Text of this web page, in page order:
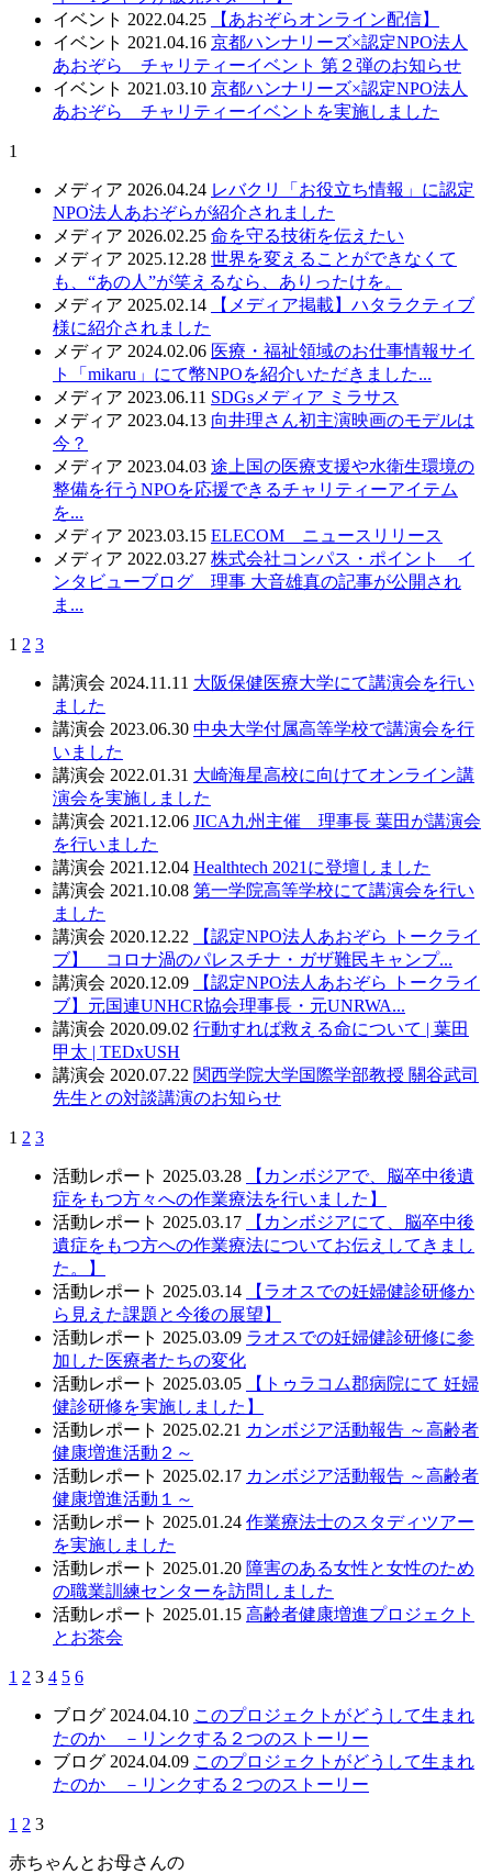
イベント 2022.04.25
【あおぞらオンライン配信】
イベント 2021.04.16 京都ハンナリーズ×認定NPO法人
あおぞら チャリティーイベント 第２弾のお知らせ
イベント 2021.03.10 京都ハンナリーズ×認定NPO法人
あおぞら チャリティーイベントを実施しました
1
メディア 2026.04.24 レバクリ「お役立ち情報」に認定
NPO法人あおぞらが紹介されました
メディア 2026.02.25 命を守る技術を伝えたい
メディア 2025.12.28 世界を変えることができなくて
も、“あの人”が笑えるなら、ありったけを。
メディア 2025.02.14
【メディア掲載】ハタラクティブ
様に紹介されました
メディア 2024.02.06 医療・福祉領域のお仕事情報サイ
ト「mikaru」にて幣NPOを紹介いただきました...
メディア 2023.06.11 SDGsメディア ミラサス
メディア 2023.04.13 向井理さん初主演映画のモデルは
今？
メディア 2023.04.03 途上国の医療支援や水衛生環境の
整備を行うNPOを応援できるチャリティーアイテム
を...
メディア 2023.03.15 ELECOM ニュースリリース
メディア 2022.03.27 株式会社コンパス・ポイント イ
ンタビューブログ 理事 大音雄真の記事が公開され
ま...
1 2 3
講演会 2024.11.11 大阪保健医療大学にて講演会を行い
ました
講演会 2023.06.30 中央大学付属高等学校で講演会を行
いました
講演会 2022.01.31 大崎海星高校に向けてオンライン講
演会を実施しました
講演会 2021.12.06 JICA九州主催 理事長 葉田が講演会
を行いました
講演会 2021.12.04 Healthtech 2021に登壇しました
講演会 2021.10.08 第一学院高等学校にて講演会を行い
ました
講演会 2020.12.22
【認定NPO法人あおぞら トークライ
ブ】 コロナ渦のパレスチナ・ガザ難民キャンプ...
講演会 2020.12.09
【認定NPO法人あおぞら トークライ
ブ】元国連UNHCR協会理事長・元UNRWA...
講演会 2020.09.02 行動すれば救える命について | 葉田
甲太 | TEDxUSH
講演会 2020.07.22 関西学院大学国際学部教授 關谷武司
先生との対談講演のお知らせ
1 2 3
活動レポート 2025.03.28
【カンボジアで、脳卒中後遺
症をもつ方々への作業療法を行いました】
活動レポート 2025.03.17
【カンボジアにて、脳卒中後
遺症をもつ方への作業療法についてお伝えしてきまし
た。】
活動レポート 2025.03.14
【ラオスでの妊婦健診研修か
ら見えた課題と今後の展望】
活動レポート 2025.03.09 ラオスでの妊婦健診研修に参
加した医療者たちの変化
活動レポート 2025.03.05
【トゥラコム郡病院にて 妊婦
健診研修を実施しました】
活動レポート 2025.02.21 カンボジア活動報告 ～高齢者
健康増進活動２～
活動レポート 2025.02.17 カンボジア活動報告 ～高齢者
健康増進活動１～
活動レポート 2025.01.24 作業療法士のスタディツアー
を実施しました
活動レポート 2025.01.20 障害のある女性と女性のため
の職業訓練センターを訪問しました
活動レポート 2025.01.15 高齢者健康増進プロジェクト
とお茶会
1 2 3 4 5 6
ブログ 2024.04.10 このプロジェクトがどうして生まれ
たのか －リンクする２つのストーリー
ブログ 2024.04.09 このプロジェクトがどうして生まれ
たのか －リンクする２つのストーリー
1 2 3
赤ちゃんとお母さんの